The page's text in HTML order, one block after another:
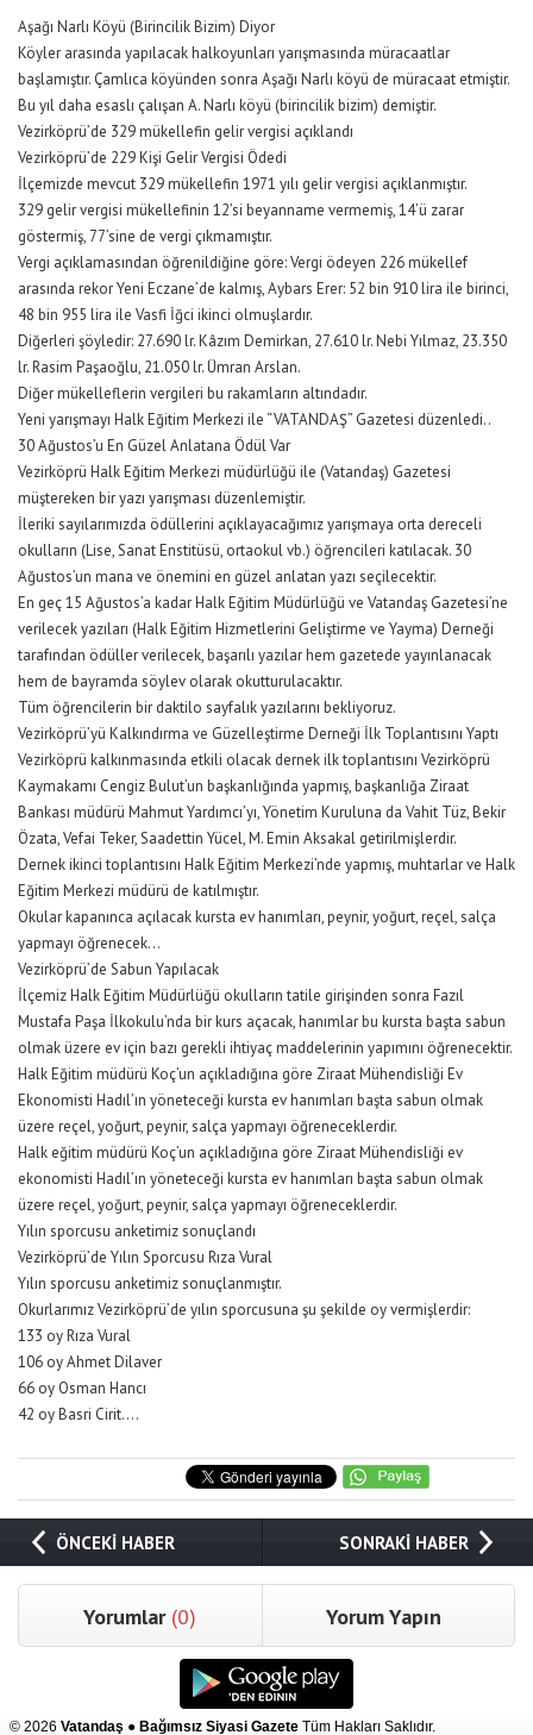
Aşağı Narlı Köyü (Birincilik Bizim) Diyor
Köyler arasında yapılacak halkoyunları yarışmasında müracaatlar
başlamıştır. Çamlıca köyünden sonra Aşağı Narlı köyü de müracaat etmiştir.
Bu yıl daha esaslı çalışan A. Narlı köyü (birincilik bizim) demiştir.
Vezirköprü’de 329 mükellefin gelir vergisi açıklandı
Vezirköprü’de 229 Kişi Gelir Vergisi Ödedi
İlçemizde mevcut 329 mükellefin 1971 yılı gelir vergisi açıklanmıştır.
329 gelir vergisi mükellefinin 12’si beyanname vermemiş, 14’ü zarar
göstermiş, 77’sine de vergi çıkmamıştır.
Vergi açıklamasından öğrenildiğine göre: Vergi ödeyen 226 mükellef
arasında rekor Yeni Eczane’de kalmış, Aybars Erer: 52 bin 910 lira ile birinci,
48 bin 955 lira ile Vasfi İğci ikinci olmuşlardır.
Diğerleri şöyledir: 27.690 lr. Kâzım Demirkan, 27.610 lr. Nebi Yılmaz, 23.350
lr. Rasim Paşaoğlu, 21.050 lr. Ümran Arslan.
Diğer mükelleflerin vergileri bu rakamların altındadır.
Yeni yarışmayı Halk Eğitim Merkezi ile “VATANDAŞ” Gazetesi düzenledi..
30 Ağustos’u En Güzel Anlatana Ödül Var
Vezirköprü Halk Eğitim Merkezi müdürlüğü ile (Vatandaş) Gazetesi
müştereken bir yazı yarışması düzenlemiştir.
İleriki sayılarımızda ödüllerini açıklayacağımız yarışmaya orta dereceli
okulların (Lise, Sanat Enstitüsü, ortaokul vb.) öğrencileri katılacak. 30
Ağustos’un mana ve önemini en güzel anlatan yazı seçilecektir.
En geç 15 Ağustos’a kadar Halk Eğitim Müdürlüğü ve Vatandaş Gazetesi’ne
verilecek yazıları (Halk Eğitim Hizmetlerini Geliştirme ve Yayma) Derneği
tarafından ödüller verilecek, başarılı yazılar hem gazetede yayınlanacak
hem de bayramda söylev olarak okutturulacaktır.
Tüm öğrencilerin bir daktilo sayfalık yazılarını bekliyoruz.
Vezirköprü’yü Kalkındırma ve Güzelleştirme Derneği İlk Toplantısını Yaptı
Vezirköprü kalkınmasında etkili olacak dernek ilk toplantısını Vezirköprü
Kaymakamı Cengiz Bulut’un başkanlığında yapmış, başkanlığa Ziraat
Bankası müdürü Mahmut Yardımcı’yı, Yönetim Kuruluna da Vahit Tüz, Bekir
Özata, Vefai Teker, Saadettin Yücel, M. Emin Aksakal getirilmişlerdir.
Dernek ikinci toplantısını Halk Eğitim Merkezi’nde yapmış, muhtarlar ve Halk
Eğitim Merkezi müdürü de katılmıştır.
Okular kapanınca açılacak kursta ev hanımları, peynir, yoğurt, reçel, salça
yapmayı öğrenecek…
Vezirköprü’de Sabun Yapılacak
İlçemiz Halk Eğitim Müdürlüğü okulların tatile girişinden sonra Fazıl
Mustafa Paşa İlkokulu’nda bir kurs açacak, hanımlar bu kursta başta sabun
olmak üzere ev için bazı gerekli ihtiyaç maddelerinin yapımını öğrenecektir.
Halk Eğitim müdürü Koç’un açıkladığına göre Ziraat Mühendisliği Ev
Ekonomisti Hadıl’ın yöneteceği kursta ev hanımları başta sabun olmak
üzere reçel, yoğurt, peynir, salça yapmayı öğreneceklerdir.
Halk eğitim müdürü Koç’un açıkladığına göre Ziraat Mühendisliği ev
ekonomisti Hadıl’ın yöneteceği kursta ev hanımları başta sabun olmak
üzere reçel, yoğurt, peynir, salça yapmayı öğreneceklerdir.
Yılın sporcusu anketimiz sonuçlandı
Vezirköprü’de Yılın Sporcusu Rıza Vural
Yılın sporcusu anketimiz sonuçlanmıştır.
Okurlarımız Vezirköprü’de yılın sporcusuna şu şekilde oy vermişlerdir:
133 oy Rıza Vural
106 oy Ahmet Dilaver
66 oy Osman Hancı
42 oy Basri Cirit….
ÖNCEKİ HABER SONRAKİ HABER
Yorumlar (0) Yorum Yapın
© 2026 Vatandaş ● Bağımsız Siyasi Gazete Tüm Hakları Saklıdır.